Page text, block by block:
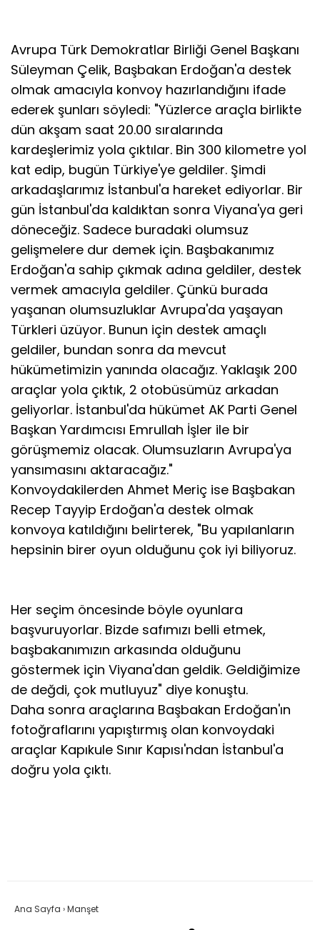
Avrupa Türk Demokratlar Birliği Genel Başkanı
Süleyman Çelik, Başbakan Erdoğan'a destek
olmak amacıyla konvoy hazırlandığını ifade
ederek şunları söyledi: "Yüzlerce araçla birlikte
dün akşam saat 20.00 sıralarında
kardeşlerimiz yola çıktılar. Bin 300 kilometre yol
kat edip, bugün Türkiye'ye geldiler. Şimdi
arkadaşlarımız İstanbul'a hareket ediyorlar. Bir
gün İstanbul'da kaldıktan sonra Viyana'ya geri
döneceğiz. Sadece buradaki olumsuz
gelişmelere dur demek için. Başbakanımız
Erdoğan'a sahip çıkmak adına geldiler, destek
vermek amacıyla geldiler. Çünkü burada
yaşanan olumsuzluklar Avrupa'da yaşayan
Türkleri üzüyor. Bunun için destek amaçlı
geldiler, bundan sonra da mevcut
hükümetimizin yanında olacağız. Yaklaşık 200
araçlar yola çıktık, 2 otobüsümüz arkadan
geliyorlar. İstanbul'da hükümet AK Parti Genel
Başkan Yardımcısı Emrullah İşler ile bir
görüşmemiz olacak. Olumsuzların Avrupa'ya
yansımasını aktaracağız."
Konvoydakilerden Ahmet Meriç ise Başbakan
Recep Tayyip Erdoğan'a destek olmak
konvoya katıldığını belirterek, "Bu yapılanların
hepsinin birer oyun olduğunu çok iyi biliyoruz.
Her seçim öncesinde böyle oyunlara
başvuruyorlar. Bizde safımızı belli etmek,
başbakanımızın arkasında olduğunu
göstermek için Viyana'dan geldik. Geldiğimize
de değdi, çok mutluyuz" diye konuştu.
Daha sonra araçlarına Başbakan Erdoğan'ın
fotoğraflarını yapıştırmış olan konvoydaki
araçlar Kapıkule Sınır Kapısı'ndan İstanbul'a
doğru yola çıktı.
Ana Sayfa ›Manşet